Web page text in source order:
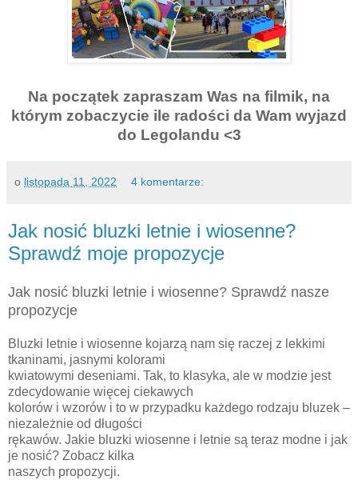
Na początek zapraszam Was na filmik, na
którym zobaczycie ile radości da Wam wyjazd
do Legolandu <3
o listopada 11, 2022 4 komentarze:
Jak nosić bluzki letnie i wiosenne?
Sprawdź moje propozycje
Jak nosić bluzki letnie i wiosenne? Sprawdź nasze
propozycje
Bluzki letnie i wiosenne kojarzą nam się raczej z lekkimi
tkaninami, jasnymi kolorami
kwiatowymi deseniami. Tak, to klasyka, ale w modzie jest
zdecydowanie więcej ciekawych
kolorów i wzorów i to w przypadku każdego rodzaju bluzek –
niezależnie od długości
rękawów. Jakie bluzki wiosenne i letnie są teraz modne i jak
je nosić? Zobacz kilka
naszych propozycji.